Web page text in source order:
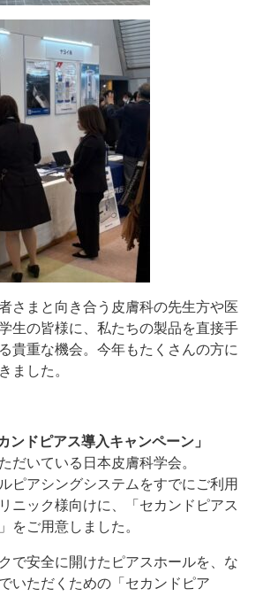
さまと向き合う皮膚科の先生方や医
生の皆様に、私たちの製品を直接手
貴重な機会。今年もたくさんの方に
ました。
ンドピアス導入キャンペーン」
だいている日本皮膚科学会。
ピアシングシステムをすでにご利用
ニック様向けに、「セカンドピアス
をご用意しました。
で安全に開けたピアスホールを、な
いただくための「セカンドピア